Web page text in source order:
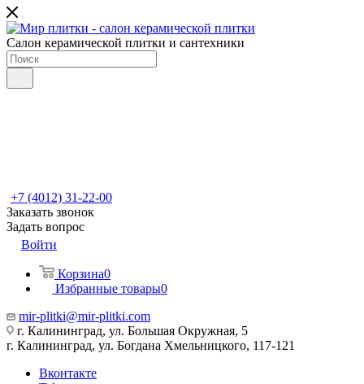
Салон керамической плитки и сантехники
+7 (4012) 31-22-00
Заказать звонок
Задать вопрос
Войти
Корзина0
Избранные товары0
mir-plitki@mir-plitki.com
г. Калининград, ул. Большая Окружная, 5
г. Калининград, ул. Богдана Хмельницкого, 117-121
Вконтакте